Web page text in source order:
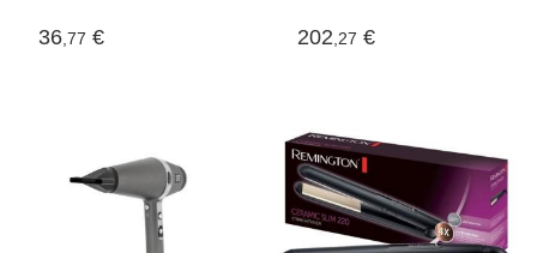
36,77 €
Grise, 2 Brossettes, 1
Étui De Voyage (Gris)
202,27 €